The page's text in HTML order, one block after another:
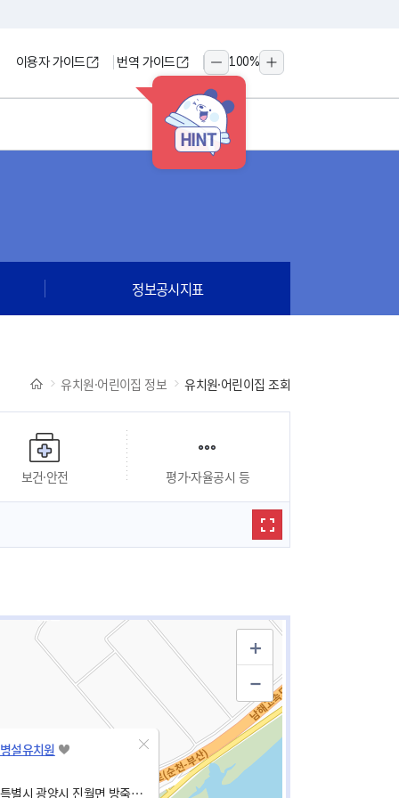
HINT
이용자 가이드 번역 가이드
축소
100%
확대
정보공시지표
유치원·어린이집 정보 유치원·어린이집 조회
보건·안전 평가·자율공시 등
설유치원
전남광주통합특별시 광양시 진월면 방죽1길 10